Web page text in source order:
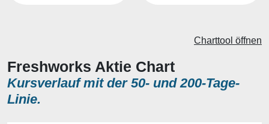
Freshworks Aktie Chart
Kursverlauf mit der 50- und 200-Tage-
Linie.
Charttool öffnen